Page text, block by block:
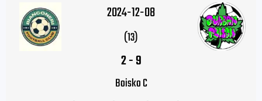
2024-12-08
(13)
2-9
Boisko C